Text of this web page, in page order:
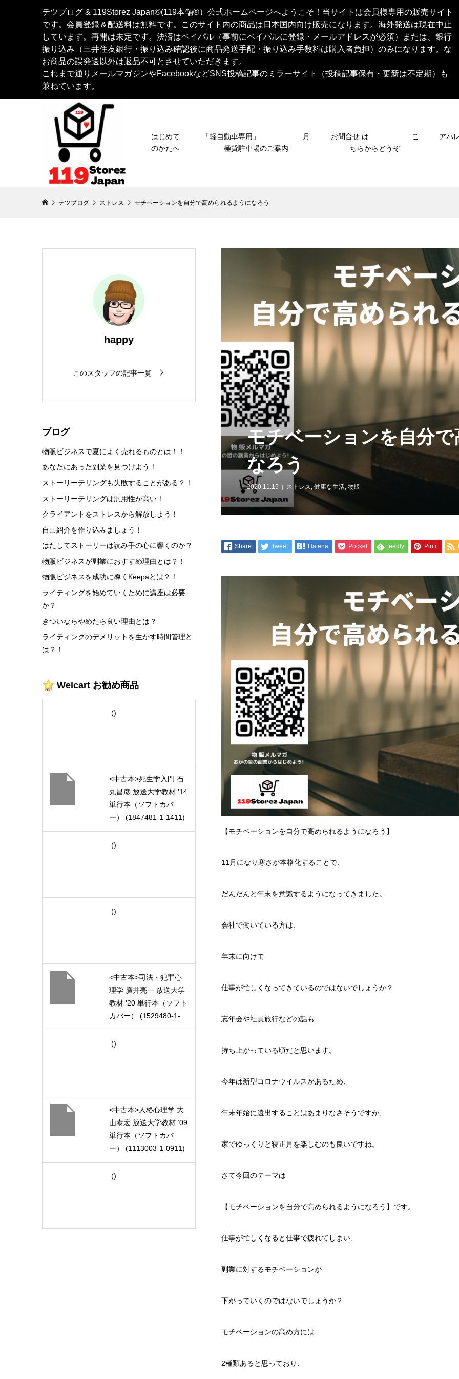
テツブログ & 119Storez Japan©︎(119本舗®︎）公式ホームページへようこそ！当サイトは会員様専用の販売サイト
です。会員登録＆配送料は無料です。このサイト内の商品は日本国内向け販売になります。海外発送は現在中止
しています。再開は未定です。決済はペイパル（事前にペイパルに登録・メールアドレスが必須）または、銀行
振り込み（三井住友銀行・振り込み確認後に商品発送手配・振り込み手数料は購入者負担）のみになります。な
お商品の誤発送以外は返品不可とさせていただきます。
これまで通りメールマガジンやFacebookなどSNS投稿記事のミラーサイト（投稿記事保有・更新は不定期）も
兼ねています。
はじめて
のかたへ
「軽自動車専用」 月
極貸駐車場のご案内
お問合せ は こ
ちらからどうぞ
アパ
テツブログ ストレス モチベーションを自分で高められるようになろう
モチベーションを自分
なろう
2020.11.15 ストレス 健康な生活 物販
Share Tweet Hatena Pocket feedly Pin it
【モチベーションを自分で高められるようになろう】
11月になり寒さが本格化することで、
だんだんと年末を意識するようになってきました。
会社で働いている方は、
年末に向けて
仕事が忙しくなってきているのではないでしょうか？
忘年会や社員旅行などの話も
持ち上がっている頃だと思います。
今年は新型コロナウイルスがあるため、
年末年始に遠出することはあまりなさそうですが、
家でゆっくりと寝正月を楽しむのも良いですね。
さて今回のテーマは
【モチベーションを自分で高められるようになろう】です。
仕事が忙しくなると仕事で疲れてしまい、
副業に対するモチベーションが
下がっていくのではないでしょうか？
モチベーションの高め方には
2種類あると思っており、
happy
このスタッフの記事一覧
ブログ
物販ビジネスで夏によく売れるものとは！！
あなたにあった副業を見つけよう！
ストーリーテリングも失敗することがある？！
ストーリーテリングは汎用性が高い！
クライアントをストレスから解放しよう！
自己紹介を作り込みましょう！
はたしてストーリーは読み手の心に響くのか？
物販ビジネスが副業におすすめ理由とは？！
物販ビジネスを成功に導くKeepaとは？！
ライティングを始めていくために講座は必要
か？
きついならやめたら良い理由とは？
ライティングのデメリットを生かす時間管理と
は？！
Welcart お勧め商品
()
<中古本>死生学入門 石
丸昌彦 放送大学教材 ’14
単行本（ソフトカバ
ー） (1847481-1-1411)
()
()
<中古本>司法・犯罪心
理学 廣井亮一 放送大学
教材 ’20 単行本（ソフト
カバー） (1529480-1-
2011)
()
<中古本>人格心理学 大
山泰宏 放送大学教材 ’09
単行本（ソフトカバ
ー） (1113003-1-0911)
()